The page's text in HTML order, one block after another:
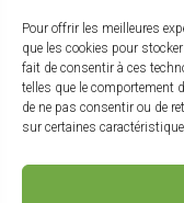
Pour offrir les meilleures
que les cookies pour
fait de consentir à ces
telles que le comportement
de ne pas consentir ou de
sur certaines
IMMOBILIER ET
SITE POLLUÉ
URBANISME